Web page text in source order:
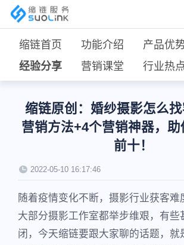
缩链首页 功能介绍 产品优
经验分享
营销课堂 行业热
缩链原创：婚纱摄影怎么
营销方法+4个营销神器，
前十！
2022-05-10 16:17:46
随着疫情变化不断，摄影行业获客难
大部分摄影工作室都举步维艰，有些
闭，今天缩链要跟大家聊的话题，就